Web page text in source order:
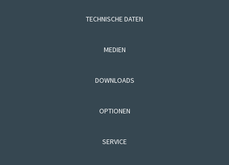
TECHNISCHE DATEN
MEDIEN
DOWNLOADS
OPTIONEN
SERVICE